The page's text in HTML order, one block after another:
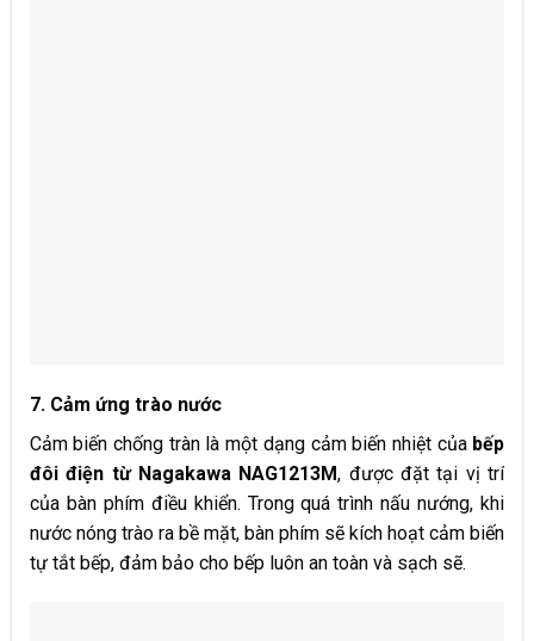
7. Cảm ứng trào nước
Cảm biến chống tràn là một dạng cảm biến nhiệt của bếp
đôi điện từ Nagakawa NAG1213M, được đặt tại vị trí
của bàn phím điều khiển. Trong quá trình nấu nướng, khi
nước nóng trào ra bề mặt, bàn phím sẽ kích hoạt cảm biến
tự tắt bếp, đảm bảo cho bếp luôn an toàn và sạch sẽ.